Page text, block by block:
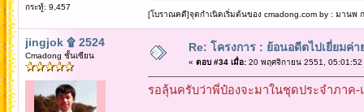
กระทู้: 9,457
[โบราณคดี]จุดกำเนิดเริ่มต้นของ cmadong.com by : มานพ
jingjok ۩ 2524
Cmadong ชั้นเซียน
Re: โครงการ : ย้อนอดีตไปเยี่ยมค่
« ตอบ #34 เมื่อ:20 พฤศจิกายน 2551, 05:01:52
รอลุ้นครับว่าพี่ป๋องจะมาในชุดประจำภาค-